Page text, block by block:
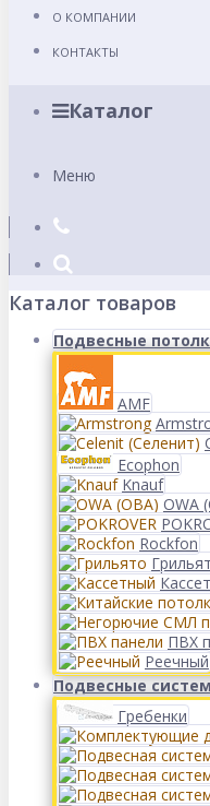
О КОМПАНИИ
КОНТАКТЫ
Каталог
Меню
Каталог товаров
Подвесные
AMF
Ecophon
Knauf
OWA
Rockfon
ПВХ
Реечный
Подвесные
Гребенки